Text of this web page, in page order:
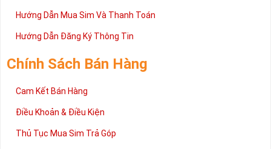
Hướng Dẫn Mua Sim Và Thanh Toán
Hướng Dẫn Đăng Ký Thông Tin
Chính Sách Bán Hàng
Cam Kết Bán Hàng
Điều Khoản & Điều Kiện
Thủ Tục Mua Sim Trả Góp